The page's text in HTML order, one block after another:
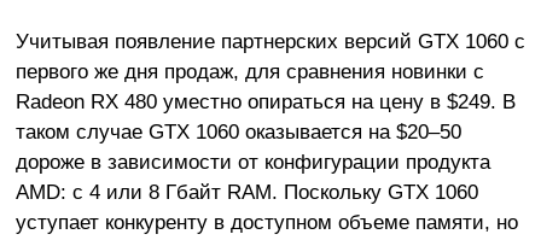
Учитывая появление партнерских версий GTX 1060 с
первого же дня продаж, для сравнения новинки с
Radeon RX 480 уместно опираться на цену в $249. В
таком случае GTX 1060 оказывается на $20–50
дороже в зависимости от конфигурации продукта
AMD: c 4 или 8 Гбайт RAM. Поскольку GTX 1060
уступает конкуренту в доступном объеме памяти, но